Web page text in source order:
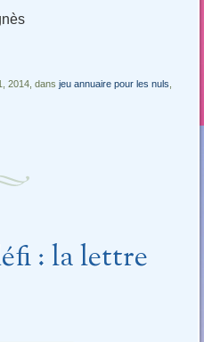
2014, dansjeu annuaire pour les nuls
: la lettre